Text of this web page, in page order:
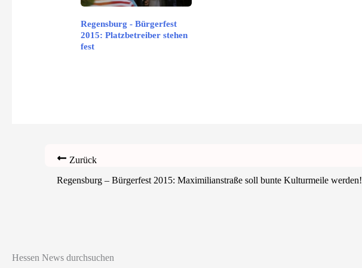
Regensburg - Bürgerfest
2015: Platzbetreiber stehen
fest
Zurück
Regensburg – Bürgerfest 2015: Maximilianstraße soll bunte Kulturmeile werden!
Hessen News durchsuchen